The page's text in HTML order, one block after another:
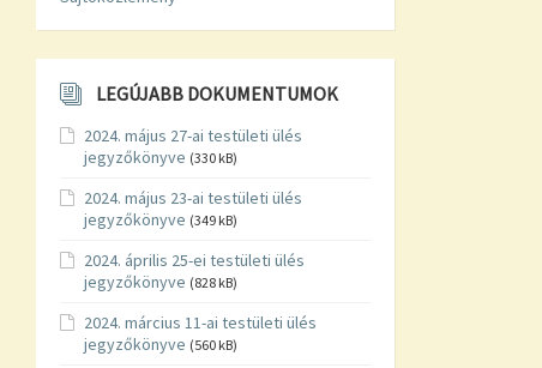
LEGÚJABB DOKUMENTUMOK
2024. május 27-ai testületi ülés
jegyzőkönyve (330 kB)
2024. május 23-ai testületi ülés
jegyzőkönyve (349 kB)
2024. április 25-ei testületi ülés
jegyzőkönyve (828 kB)
2024. március 11-ai testületi ülés
jegyzőkönyve (560 kB)